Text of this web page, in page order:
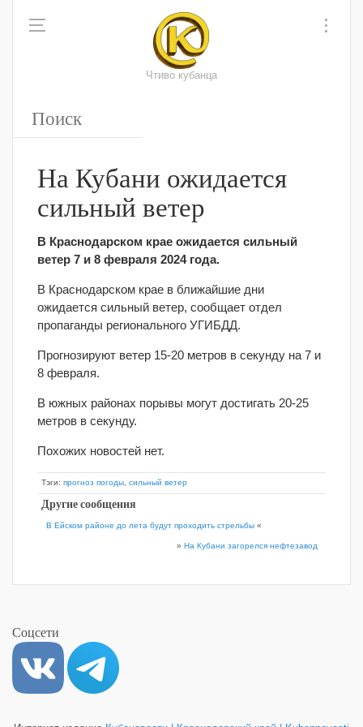
Чтиво кубанца
На Кубани ожидается
сильный ветер
В Краснодарском крае ожидается сильный
ветер 7 и 8 февраля 2024 года.
В Краснодарском крае в ближайшие дни
ожидается сильный ветер, сообщает отдел
пропаганды регионального УГИБДД.
Прогнозируют ветер 15-20 метров в секунду на 7 и
8 февраля.
В южных районах порывы могут достигать 20-25
метров в секунду.
Похожих новостей нет.
Тэги: прогноз погоды сильный ветер
Другие сообщения
В Ейском районе до лета будут проходить стрельбы «
» На Кубани загорелся нефтезавод
Соцсети